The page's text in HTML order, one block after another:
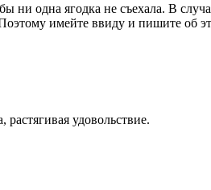
одна ягодка не съехала. В
имейте ввиду и пишите об
удовольствие.